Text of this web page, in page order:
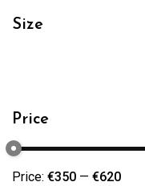
Size
Price
Price: €350 — €620